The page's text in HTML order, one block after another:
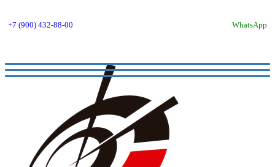
+7 (900) 432-88-00 WhatsApp